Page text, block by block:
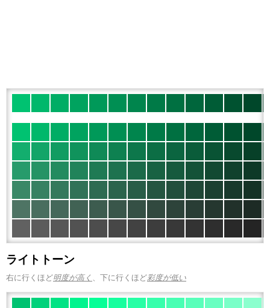
ライトトーン
右に行くほど明度が高く 、下に行くほど彩度が低い